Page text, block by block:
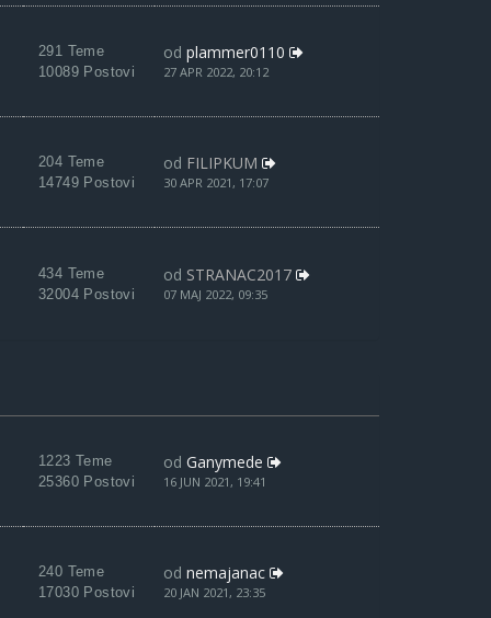
291 Teme
10089 Postovi
od plammer0110
27 APR 2022, 20:12
204 Teme
14749 Postovi
od FILIPKUM
30 APR 2021, 17:07
434 Teme
32004 Postovi
od STRANAC2017
07 MAJ 2022, 09:35
1223 Teme
25360 Postovi
od Ganymede
16 JUN 2021, 19:41
240 Teme
17030 Postovi
od nemajanac
20 JAN 2021, 23:35